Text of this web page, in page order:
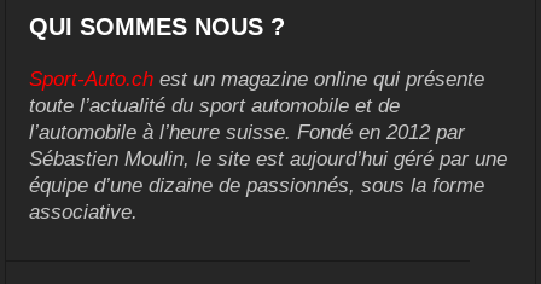
QUI SOMMES NOUS ?
Sport-Auto.ch est un magazine online qui présente
toute l’actualité du sport automobile et de
l’automobile à l’heure suisse. Fondé en 2012 par
Sébastien Moulin, le site est aujourd’hui géré par une
équipe d’une dizaine de passionnés, sous la forme
associative.